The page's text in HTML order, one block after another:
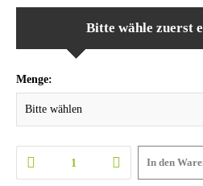
Bitte wähle zuerst
Menge:
In den